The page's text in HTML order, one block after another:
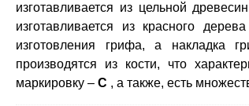
изготавливается из цельной
изготавливается из красного
изготовления грифа, а накладка
производятся из кости, что
маркировку – С , а также, есть